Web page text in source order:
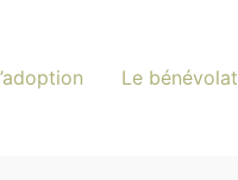
Le bénévolat